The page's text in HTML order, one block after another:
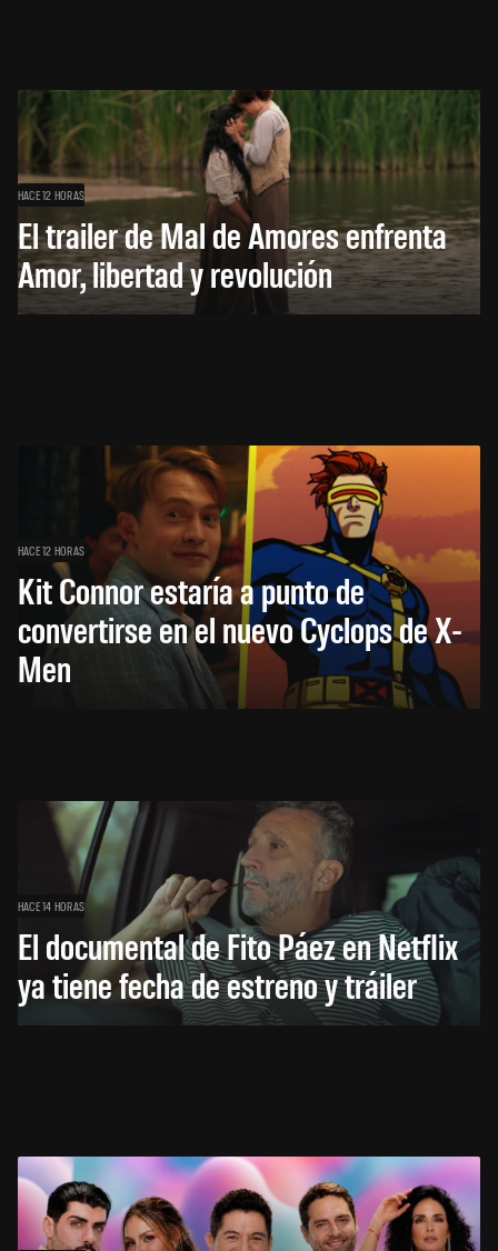
HACE 12 HORAS
El trailer de Mal de Amores enfrenta
Amor, libertad y revolución
HACE 12 HORAS
Kit Connor estaría a punto de
convertirse en el nuevo Cyclops de X-
Men
HACE 14 HORAS
El documental de Fito Páez en Netflix
ya tiene fecha de estreno y tráiler